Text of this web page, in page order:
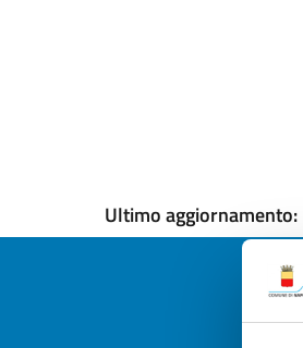
Ultimo aggiornamento: